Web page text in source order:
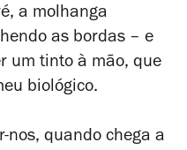
a molhanga
as bordas – e
um tinto à mão, que
biológico.
nos, quando chega a